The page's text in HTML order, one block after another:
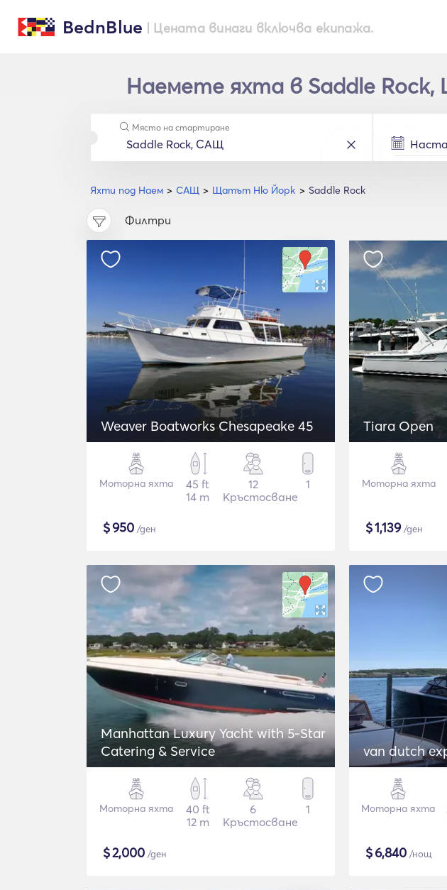
BednBlue | Цената винаги включва екипажа.
Наемете яхта в Saddle
Яхти под Наем САЩ Щатът Ню Йорк Saddle Rock
Място на стартиране
Филтри
Weaver Boatworks Chesapeake 45
Моторна яхта
45 ft
14 m
12
Кръстосване
1
$950 /ден
Tiara Open
Моторна яхта
$1,139/ден
Manhattan Luxury Yacht with 5-Star
Catering & Service
Моторна яхта
40 ft
12 m
6
Кръстосване
1
$2,000 /ден
van dutch
Моторна яхта
$6,840 /нощ